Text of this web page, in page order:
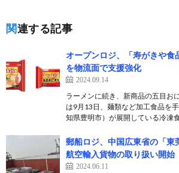
関連する記事
オープンロジ、「寿がきや食
を物流面で支援強化
2024.09.14
ラーメンに続き、新商品の五目お
は9月13日、麺類など加工食品を
知県豊明市）が展開している冷凍
郵船ロジ、中国広東省の「東
航空輸入貨物の取り扱い開始
2024.06.11